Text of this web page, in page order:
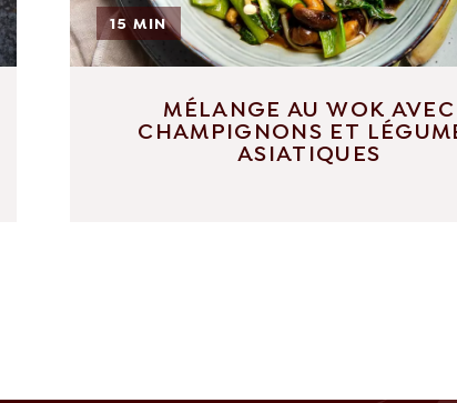
15 MIN
MÉLANGE AU WOK AVEC
CHAMPIGNONS ET
ASIATIQUES